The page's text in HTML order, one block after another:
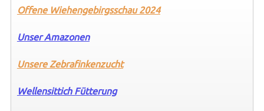
Offene Wiehengebirgsschau 2024
Unser Amazonen
Unsere Zebrafinkenzucht
Wellensittich Fütterung